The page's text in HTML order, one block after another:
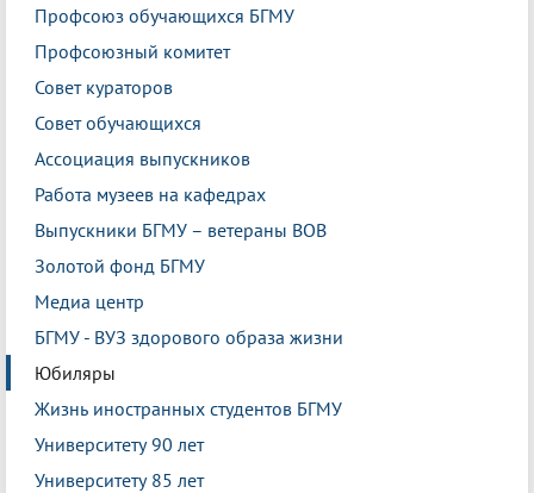
Профсоюз обучающихся БГМУ
Профсоюзный комитет
Совет кураторов
Совет обучающихся
Ассоциация выпускников
Работа музеев на кафедрах
Выпускники БГМУ – ветераны ВОВ
Золотой фонд БГМУ
Медиа центр
БГМУ - ВУЗ здорового образа жизни
Юбиляры
Жизнь иностранных студентов БГМУ
Университету 90 лет
Университету 85 лет